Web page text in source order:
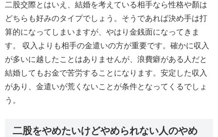
二股交際とはいえ、結婚を考えている相手なら性格や顏は
どちらも好みのタイプでしょう。そうであれば決め手は打
算的になってしまいますが、やはり金銭面になってきま
す。 収入よりも相手の金遣いの方が重要です。確かに収入
が多いに越したことはありませんが、浪費癖がある人だと
結婚してもお金で苦労することになります。安定した収入
があり、金遣いが荒くないことが条件となってくるでしょ
う。
二股をやめたいけどやめられない人のやめ